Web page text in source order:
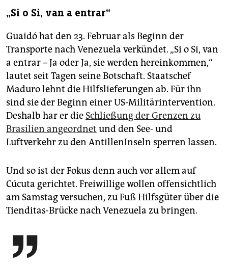
„Si o Si, van a entrar“
Guaidó hat den 23. Februar als Beginn der
Transporte nach Venezuela verkündet. „Si o Si, van
a entrar – Ja oder Ja, sie werden hereinkommen,“
lautet seit Tagen seine Botschaft. Staatschef
Maduro lehnt die Hilfslieferungen ab. Für ihn
sind sie der Beginn einer US-Militärintervention.
Deshalb har er die Schließung der Grenzen zu
Brasilien angeordnet und den See- und
Luftverkehr zu den AntillenInseln sperren lassen.
Und so ist der Fokus denn auch vor allem auf
Cúcuta gerichtet. Freiwillige wollen offensichtlich
am Samstag versuchen, zu Fuß Hilfsgüter über die
Tienditas-Brücke nach Venezuela zu bringen.
